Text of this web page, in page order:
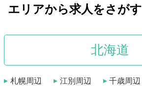
エリアから求人をさがす
北海道
札幌周辺 江別周辺 千歳周辺